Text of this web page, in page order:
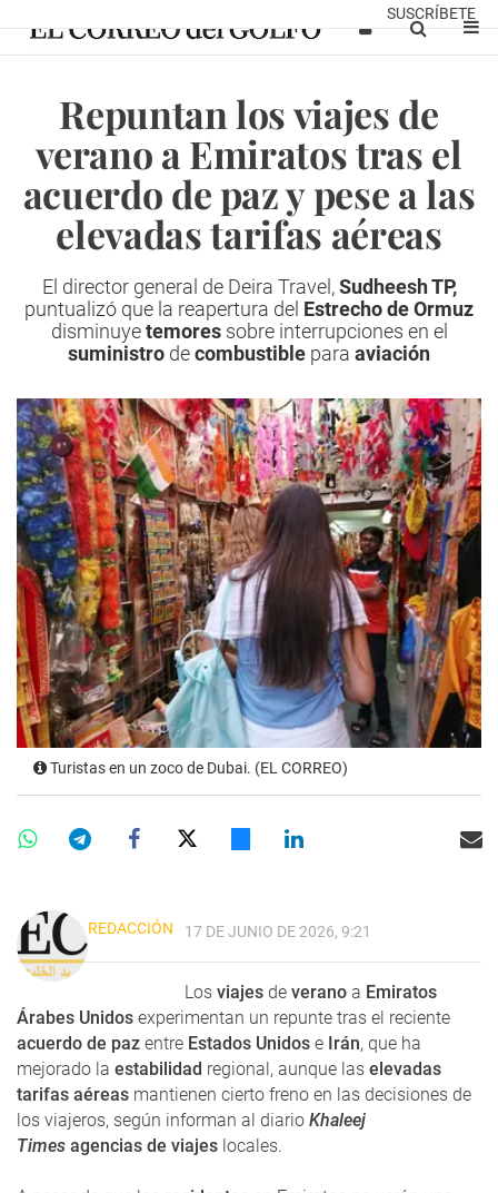
SUSCRÍBETE
Repuntan los viajes de
verano a Emiratos tras el
acuerdo de paz y pese a las
elevadas tarifas aéreas
El director general de Deira Travel,Sudheesh TP,
puntualizó que la reapertura del Estrecho de Ormuz
disminuyetemoressobre interrupciones en el
suministro decombustible para aviación
Turistas en un zoco de Dubai. (EL CORREO)
REDACCIÓN 17 DE JUNIO DE 2026, 9:21
Los viajes de verano a Emiratos
Árabes Unidos experimentan un repunte tras el reciente
acuerdo de paz entre Estados Unidos e Irán, que ha
mejorado la estabilidad regional, aunque las elevadas
tarifas aéreas mantienen cierto freno en las decisiones de
los viajeros, según informan al diario Khaleej
Times agencias de viajes locales.